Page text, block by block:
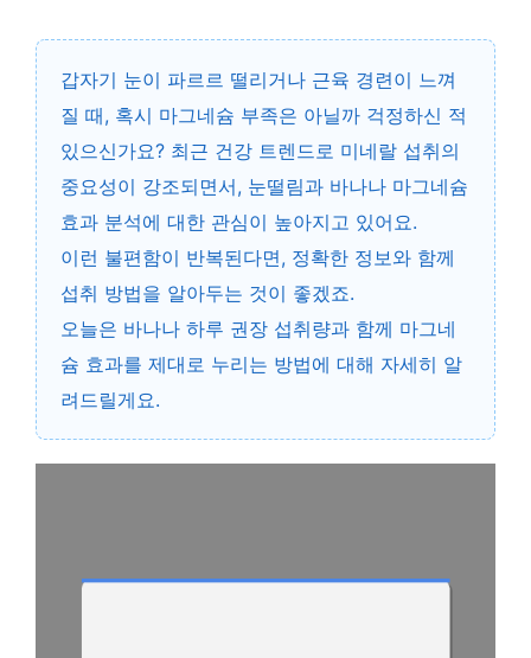
갑자기 눈이 파르르 떨리거나 근육 경련이 느껴
질 때, 혹시 마그네슘 부족은 아닐까 걱정하신 적
있으신가요? 최근 건강 트렌드로 미네랄 섭취의
중요성이 강조되면서, 눈떨림과 바나나 마그네슘
효과 분석에 대한 관심이 높아지고 있어요.
이런 불편함이 반복된다면, 정확한 정보와 함께
섭취 방법을 알아두는 것이 좋겠죠.
오늘은 바나나 하루 권장 섭취량과 함께 마그네
슘 효과를 제대로 누리는 방법에 대해 자세히 알
려드릴게요.